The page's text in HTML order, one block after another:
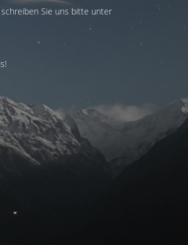
Sie uns bitte unter